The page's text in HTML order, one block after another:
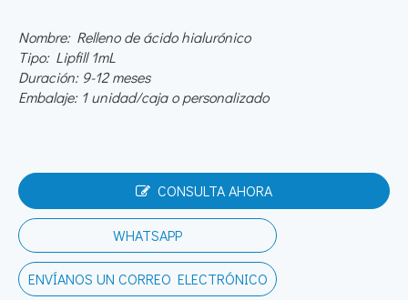
Nombre: Relleno de ácido hialurónico
Tipo: Lipfill 1mL
Duración: 9-12 meses
Embalaje: 1 unidad/caja o personalizado
CONSULTA AHORA
WHATSAPP
ENVÍANOS UN CORREO ELECTRÓNICO